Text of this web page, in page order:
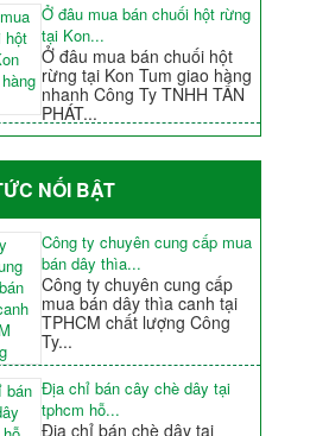
Ở đâu mua bán chuối hột rừng
tại Kon...
Ở đâu mua bán chuối hột
rừng tại Kon Tum giao hàng
nhanh Công Ty TNHH TẤN
PHÁT...
NỐI BẬT
Công ty chuyên cung cấp mua
bán dây thìa...
Công ty chuyên cung cấp
mua bán dây thìa canh tại
TPHCM chất lượng Công
Ty...
Địa chỉ bán cây chè dây tại
tphcm hỗ...
Địa chỉ bán chè dây tại